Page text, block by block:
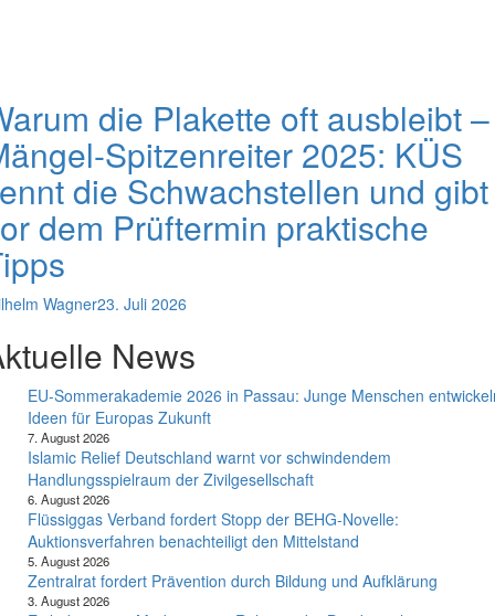
die Plakette oft ausbleibt –
Spitzenreiter 2025: KÜS
die Schwachstellen und gibt
dem Prüftermin praktische
Wagner23. Juli 2026
News
EU-Sommerakademie 2026 in Passau: Junge Menschen
Ideen für Europas Zukunft
7. August 2026
Islamic Relief Deutschland warnt vor schwindendem
Handlungsspielraum der Zivilgesellschaft
6. August 2026
Flüssiggas Verband fordert Stopp der BEHG-Novelle:
Auktionsverfahren benachteiligt den Mittelstand
5. August 2026
Zentralrat fordert Prävention durch Bildung und Aufklärung
3. August 2026